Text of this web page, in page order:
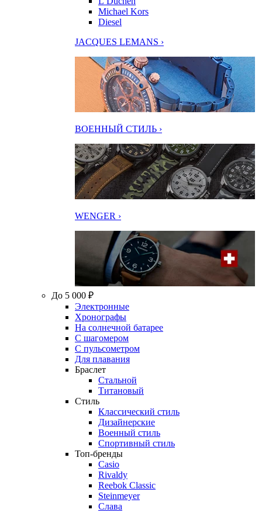
Michael Kors
Diesel
JACQUES LEMANS ›
ВОЕННЫЙ СТИЛЬ ›
WENGER ›
До 5 000 ₽
Электронные
Хронографы
На солнечной батарее
С шагомером
С пульсометром
Для плавания
Браслет
Стальной
Титановый
Стиль
Классический стиль
Дизайнерские
Военный стиль
Спортивный стиль
Топ-бренды
Casio
Rivaldy
Reebok Classic
Steinmeyer
Слава